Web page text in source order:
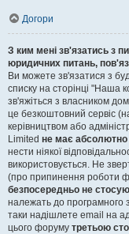
Догори
З ким мені зв'язатись з
юридичних питань,
Ви можете зв'язатися з
списку на сторінці "Наша
зв'яжіться з власником
це безкоштовний сервіс
керівництвом або
Limited не має абсолютно
нести ніякої
використовується. Не
(про припинення роботи
безпосередньо не
належать до
таки надішлете email на
цього форуму третьою